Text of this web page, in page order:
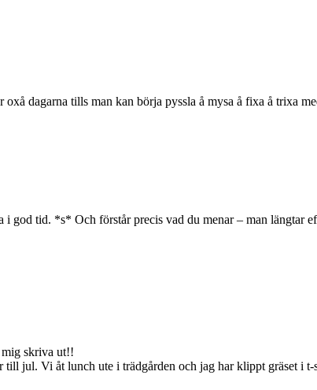
oxå dagarna tills man kan börja pyssla å mysa å fixa å trixa
i god tid. *s* Och förstår precis vad du menar – man längtar
skriva ut!!
till jul. Vi åt lunch ute i trädgården och jag har klippt gräset i